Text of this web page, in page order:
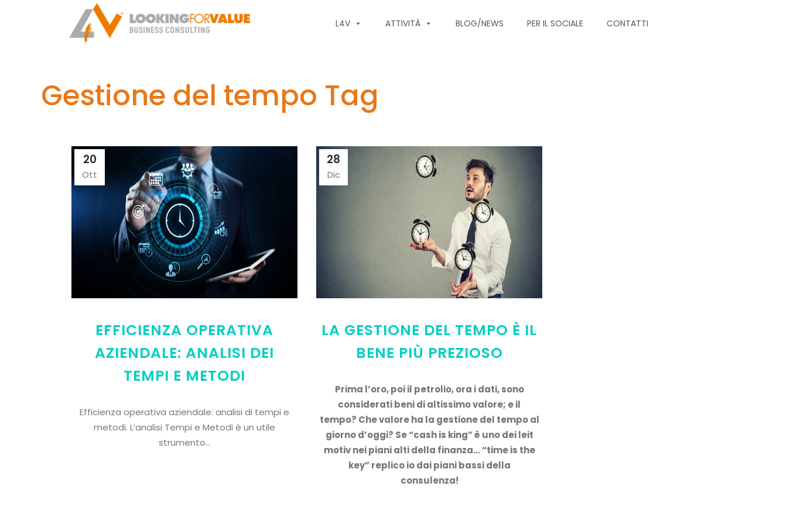
L4V ATTIVITÀ BLOG/NEWS PER IL SOCIALE CONTATTI
Gestione del tempo Tag
20
Ott
EFFICIENZA OPERATIVA
AZIENDALE: ANALISI DEI
TEMPI E METODI
Efficienza operativa aziendale: analisi di tempi e
metodi. L’analisi Tempi e Metodi è un utile
strumento...
28
Dic
LA GESTIONE DEL TEMPO È IL
BENE PIÙ PREZIOSO
Prima l’oro, poi il petrolio, ora i dati, sono
considerati beni di altissimo valore; e il
tempo? Che valore ha la gestione del tempo al
giorno d’oggi? Se “cash is king” è uno dei leit
motiv nei piani alti della finanza… “time is the
key” replico io dai piani bassi della
consulenza!